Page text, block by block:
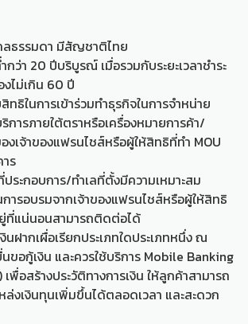
ลธรรมดา มีสัญชาติไทย
กว่า 20 ปีบริบูรณ์ เมื่อรวมกับระยะเวลาชำระ
งไม่เกิน 60 ปี
ทธิในการเข้าร่วมทำธุรกิจในการจำหน่าย
การภายใต้ตราหรือเครื่องหมายการค้า/
งเจ้าของแฟรนไชส์หรือผู้ให้สิทธิที่ทำ MOU
ร
ระกอบการ/ทำเลที่ตั้งมีความเหมาะสม
ารอบรมจากเจ้าของแฟรนไชส์หรือผู้ให้สิทธิ
ที่แน่นอนสามารถติดต่อได้
ฝากเผื่อเรียกประเภทใดประเภทหนึ่ง ณ
ขอกู้เงิน และควรใช้บริการ Mobile Banking
เพื่อสร้างประวัติทางการเงิน ให้ลูกค้าสามารถ
ล่งเงินทุนเพิ่มขึ้นได้ตลอดเวลา และสะดวก